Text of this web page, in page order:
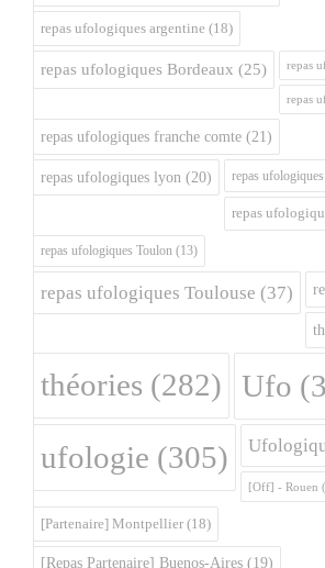
repas ufologiques argentine (18)
repas ufologiques Bordeaux (25) repas
repas
repas ufologiques franche comte (21)
repas ufologiques lyon (20) repas
repas
repas ufologiques Toulon (13)
repas ufologiques Toulouse (37)
théories (282) Ufo
ufologie (305)
[Off] - Rouen
[Partenaire] Montpellier (18)
[Repas Partenaire] Buenos-Aires (19)